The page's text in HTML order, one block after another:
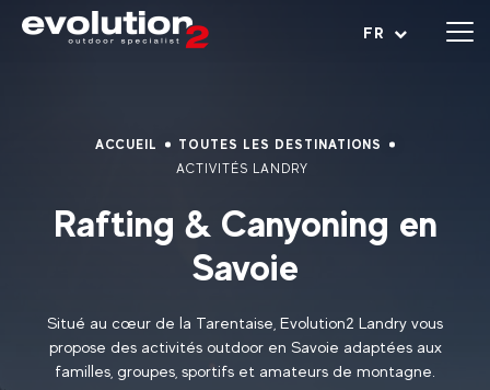
FR
Ouvrir le menu
ACCUEIL
TOUTES LES DESTINATIONS
ACTIVITÉS LANDRY
Rafting & Canyoning en
Savoie
Situé au cœur de la Tarentaise, Evolution2 Landry vous
propose des activités outdoor en Savoie adaptées aux
familles, groupes, sportifs et amateurs de montagne.